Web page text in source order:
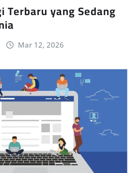
Terbaru yang Sedang
Mar 12, 2026